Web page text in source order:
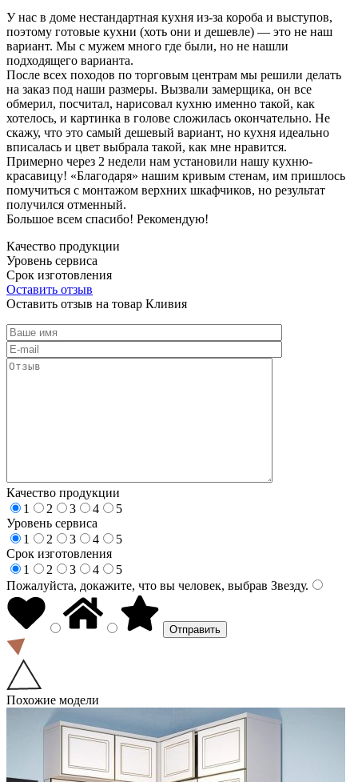
У нас в доме нестандартная кухня из-за короба и выступов,
поэтому готовые кухни (хоть они и дешевле) — это не наш
вариант. Мы с мужем много где были, но не нашли
подходящего варианта.
После всех походов по торговым центрам мы решили делать
на заказ под наши размеры. Вызвали замерщика, он все
обмерил, посчитал, нарисовал кухню именно такой, как
хотелось, и картинка в голове сложилась окончательно. Не
скажу, что это самый дешевый вариант, но кухня идеально
вписалась и цвет выбрала такой, как мне нравится.
Примерно через 2 недели нам установили нашу кухню-
красавицу! «Благодаря» нашим кривым стенам, им пришлось
помучиться с монтажом верхних шкафчиков, но результат
получился отменный.
Большое всем спасибо! Рекомендую!
Качество продукции
Уровень сервиса
Срок изготовления
Оставить отзыв
Оставить отзыв на товар Кливия
Качество продукции
1
2 3 4
5
Уровень сервиса
1
2 3 4
5
Срок изготовления
1
2 3 4
5
Пожалуйста, докажите, что вы человек, выбрав Звезду.
Похожие модели